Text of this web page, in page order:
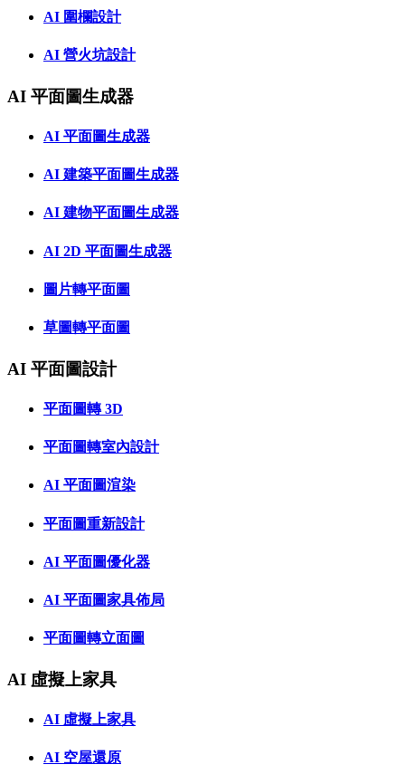
AI 圍欄設計
AI 營火坑設計
AI 平面圖生成器
AI 平面圖生成器
AI 建築平面圖生成器
AI 建物平面圖生成器
AI 2D 平面圖生成器
圖片轉平面圖
草圖轉平面圖
AI 平面圖設計
平面圖轉 3D
平面圖轉室內設計
AI 平面圖渲染
平面圖重新設計
AI 平面圖優化器
AI 平面圖家具佈局
平面圖轉立面圖
AI 虛擬上家具
AI 虛擬上家具
AI 空屋還原